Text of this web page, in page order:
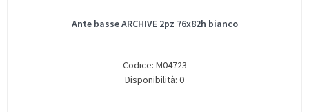
Ante basse ARCHIVE 2pz 76x82h bianco
Codice: M04723
Disponibilità: 0